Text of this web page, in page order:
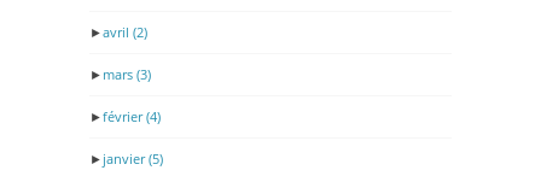
►avril (2)
► mars (3)
►février(4)
► janvier(5)